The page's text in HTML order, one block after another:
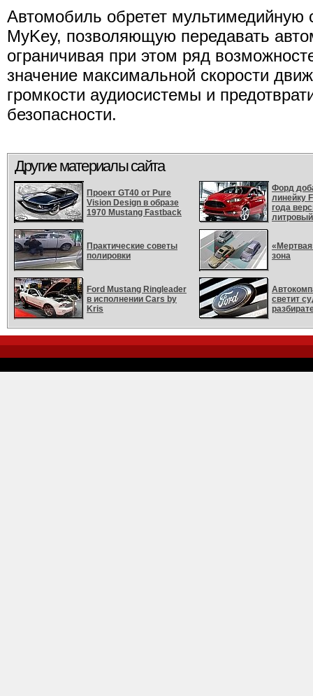
Автомобиль обретет мультимедийную
MyKеy, позволяющую передавать
ограничивая при этом ряд
значение максимальной скорости
громкости аудиосистемы и
безопасности.
Другие материалы сайта
Проект GT40 от Pure
Visiоn Design в образе
1970 Mustang Fastback
Практические советы
полировки
Ford Mustang Ringleader
в исполнении Cars by
Kris
Форд
линейку
года
зона
светит